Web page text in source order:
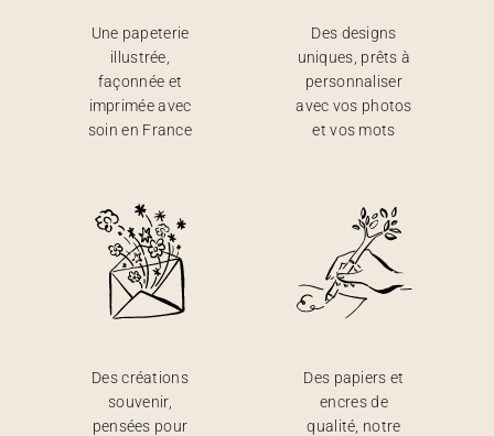
Une papeterie
illustrée,
façonnée et
imprimée avec
soin en France
Des designs
uniques, prêts à
personnaliser
avec vos photos
et vos mots
Des créations
souvenir,
pensées pour
Des papiers et
encres de
qualité, notre